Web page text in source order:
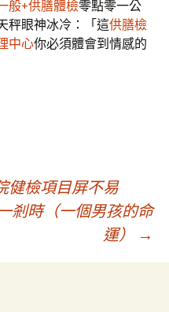
般+供膳體檢零點零一公
秤眼神冰冷：「這供膳檢
中心你必須體會到情感的
健檢項目屏不易
剎時（一個男孩的命
運）
→